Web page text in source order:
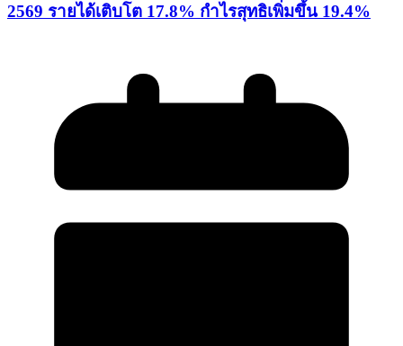
2569 รายได้เติบโต 17.8% กำไรสุทธิเพิ่มขึ้น 19.4%